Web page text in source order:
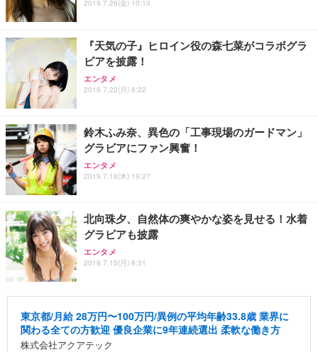
2019.7.26(金) 10:10
『天気の子』ヒロイン役の森七菜がコラボグラ
ビアを披露！
エンタメ
2019.7.22(月) 8:22
鈴木ふみ奈、異色の「工事現場のガードマン」
グラビアにファン興奮！
エンタメ
2019.7.18(木) 19:27
北向珠夕、自然体の爽やかな姿を見せる！水着
グラビアも披露
エンタメ
2019.7.15(月) 8:31
東京都/月給 28万円〜100万円/異例の平均年齢33.8歳 業界に
関わる全ての方歓迎 優良企業に9年連続選出 柔軟な働き方
株式会社アクアテック